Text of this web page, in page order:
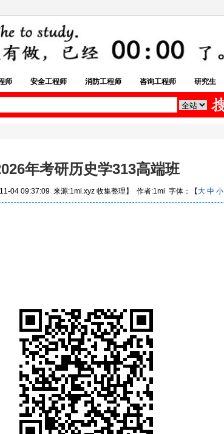
师 安全工程师 消防工程师 咨询工程师 研究生
年考研历史学313高端班
11-04 09:37:09 来源:1mi.xyz 收集整理】 作者:1mi 字体：【大 中 小